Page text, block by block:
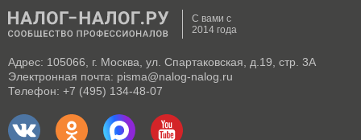
С вами с
2014 года
Адрес: 105066, г. Москва, ул. Спартаковская, д.19, стр. 3А
Электронная почта: pisma@nalog-nalog.ru
Телефон: +7 (495) 134-48-07